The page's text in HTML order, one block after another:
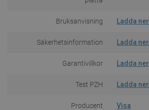
Bruksanvisning Ladda ner
Säkerhetsinformation Ladda ner
Garantivillkor Ladda ner
Test PZH Ladda ner
Producent Visa